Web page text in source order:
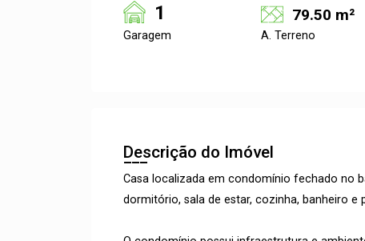
1
Garagem
79.50 m²
A. Terreno
Descrição do Imóvel
Casa localizada em condomínio fechado no
dormitório, sala de estar, cozinha, banheiro e